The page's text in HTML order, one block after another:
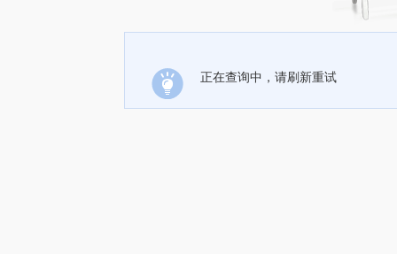
正在查询中，请刷新重试